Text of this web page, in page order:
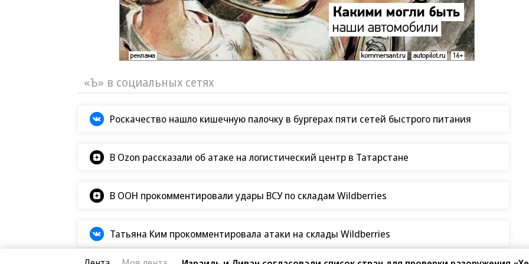
«Ъ» в социальных сетях
Роскачество нашло кишечную палочку в бургерах пяти сетей быстрого питания
В Ozon рассказали об атаке на логистический центр в Татарстане
В ООН прокомментировали удары ВСУ по складам Wildberries
Татьяна Ким прокомментировала атаки на склады Wildberries